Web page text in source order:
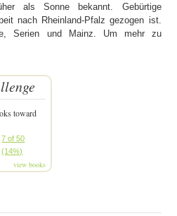
als Sonne bekannt. Gebürtige
nach Rheinland-Pfalz gezogen ist.
Serien und Mainz. Um mehr zu
toward
7 of 50
(14%)
view books